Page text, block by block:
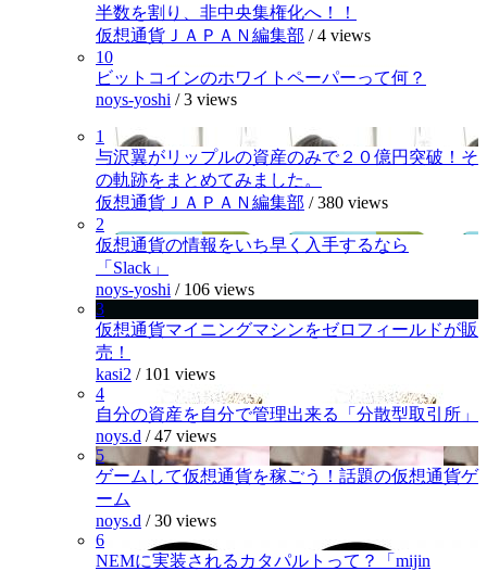
半数を割り、非中央集権化へ！！
仮想通貨ＪＡＰＡＮ編集部 /4 views
10
ビットコインのホワイトペーパーって何？
noys-yoshi /3 views
1
与沢翼がリップルの資産のみで２０億円突破！そ
の軌跡をまとめてみました。
仮想通貨ＪＡＰＡＮ編集部 /380 views
2
仮想通貨の情報をいち早く入手するなら
「Slack」
noys-yoshi / 106 views
3
仮想通貨マイニングマシンをゼロフィールドが販
売！
kasi2 / 101 views
4
自分の資産を自分で管理出来る「分散型取引所」
noys.d /47 views
5
ゲームして仮想通貨を稼ごう！話題の仮想通貨ゲ
ーム
noys.d /30 views
6
NEMに実装されるカタパルトって？「mijin